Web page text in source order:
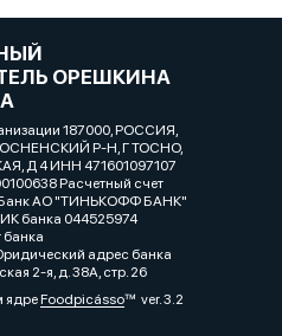
ОРЕШКИНА
187000, РОССИЯ,
Р-Н, Г ТОСНО,
Д 4 ИНН 471601097107
Расчетный счет
Банк АО "ТИНЬКОФФ БАНК"
банка 044525974
банка
адрес банка
2-я, д. 38А, стр. 26
ядреFoodpicássover. 3.2